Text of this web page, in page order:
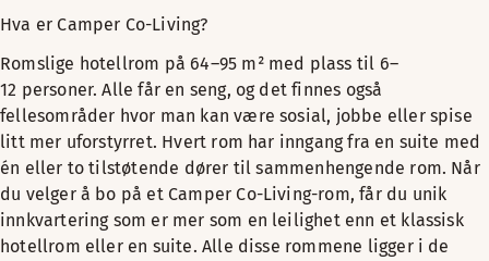
Hva er Camper Co-Living?
Romslige hotellrom på 64–95 m² med plass til 6–
12 personer. Alle får en seng, og det finnes også
fellesområder hvor man kan være sosial, jobbe eller spise
litt mer uforstyrret. Hvert rom har inngang fra en suite med
én eller to tilstøtende dører til sammenhengende rom. Når
du velger å bo på et Camper Co-Living-rom, får du unik
innkvartering som er mer som en leilighet enn et klassisk
hotellrom eller en suite. Alle disse rommene ligger i de